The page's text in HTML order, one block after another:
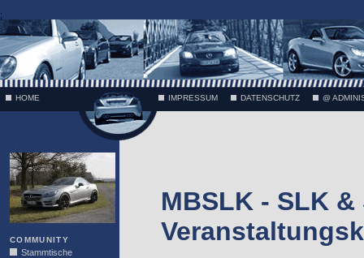
;
HOME IMPRESSUM DATENSCHUTZ @
COMMUNITY
Stammtische
MBSLK - SLK